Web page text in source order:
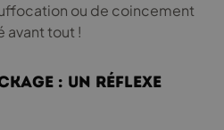
ou de coincement
avant tout !
: un réflexe